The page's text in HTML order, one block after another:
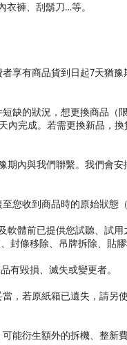
衣褲、刮鬍刀…等。
享有商品貨到日起7天猶
缺的狀況，想更換商品
內完成。若需更換新品，
期內與我們聯繫。我們會
您收到商品時的原始狀態
軟體前已提供您試聽、試用
封條移除、吊牌拆除、貼膠
有毀損、滅失或變更者。
，若原紙箱已遺失，請
能衍生額外的拆機、整新